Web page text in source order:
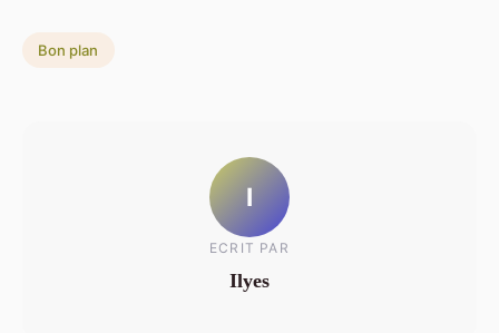
Bon plan
I
ECRIT PAR
Ilyes